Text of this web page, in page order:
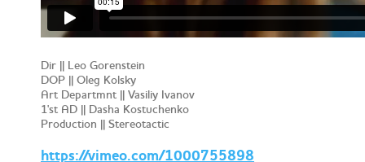
Dir || Leo Gorenstein
DOP || Oleg Kolsky
Art Departmnt || Vasiliy Ivanov
1'st AD || Dasha Kostuchenko
Production || Stereotactic
https://vimeo.com/1000755898